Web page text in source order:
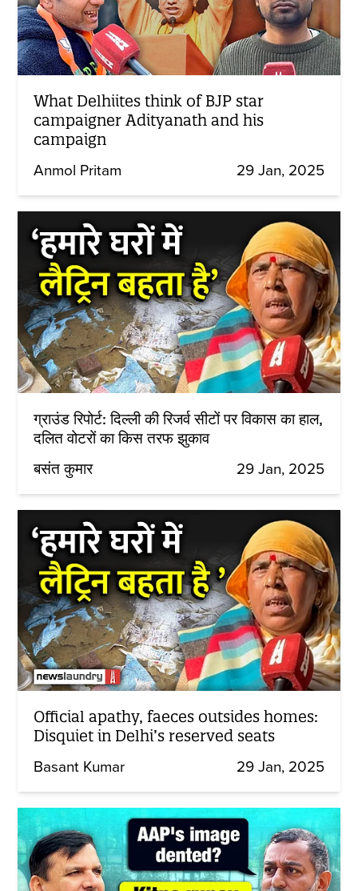
What Delhiites think of BJP star
campaigner Adityanath and his
campaign
Anmol Pritam 29 Jan, 2025
ग्राउंड रिपोर्ट: दिल्ली की रिजर्व सीटों पर विकास का हाल,
दलित वोटरों का किस तरफ झुकाव
बसंत कुमार 29 Jan, 2025
Official apathy, faeces outsides homes:
Disquiet in Delhi’s reserved seats
Basant Kumar 29 Jan, 2025